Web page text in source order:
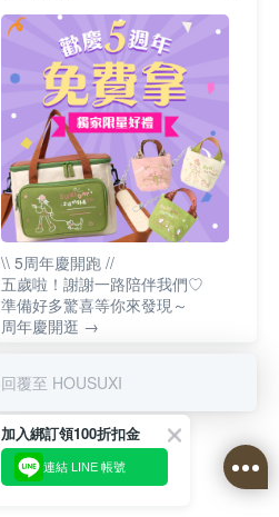
\\ 5周年慶開跑 //
五歲啦！謝謝一路陪伴我們♡
準備好多驚喜等你來發現～
周年慶開逛 →
回覆至 HOUSUXI
加入綁訂領100折扣金
連結 LINE 帳號